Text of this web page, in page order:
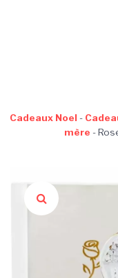
Cadeaux Noel -
mère -